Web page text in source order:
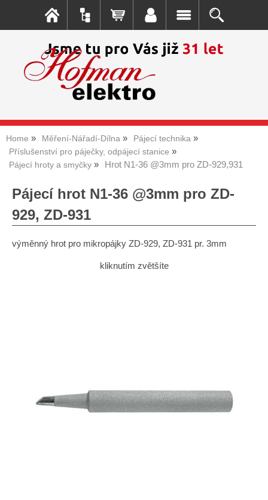
Home Měření-Nářadí-Dílna
Pájecí technika
Příslušenství pro páječky, odpájecí stanice
Pájecí hroty a smyčky
Hrot N1-36 @3mm pro ZD-929,931
Pájecí hrot N1-36 @3mm pro ZD-
929, ZD-931
výměnný hrot pro mikropájky ZD-929, ZD-931 pr. 3mm
kliknutím zvětšíte